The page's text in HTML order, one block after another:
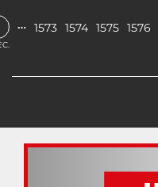
… 1573 1574 1575 1576